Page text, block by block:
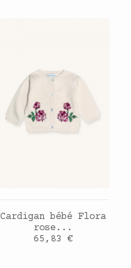
AJOUTER AU PANIER
Cardigan bébé Flora
rose...
Prix
65,83 €